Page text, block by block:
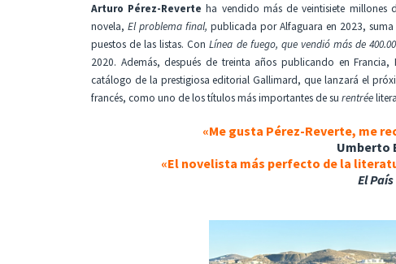
Arturo Pérez-Reverte ha vendido más de veintisiete millones
novela,El problema final,publicada por Alfaguara en 2023,
puestos de las listas. Con Línea de fuego, que vendió más de
2020. Además, después de treinta años publicando en
catálogo de la prestigiosa editorial Gallimard, que lanzará el
francés, como uno de los títulos más importantes de su rentrée
«Me gusta Pérez-Reverte, me
Umberto
«El novelista más perfecto de la
El País